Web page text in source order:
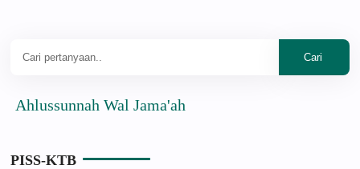
Wal Jama'ah
PISS-KTB